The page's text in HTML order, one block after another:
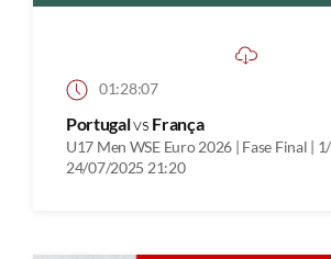
01:28:07
Portugalvs França
U17 Men WSE Euro 2026 | Fase Final |
24/07/2025 21:20